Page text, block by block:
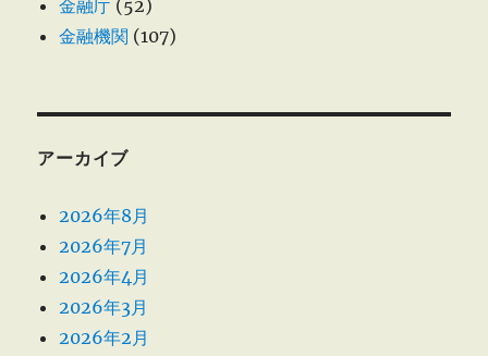
金融庁 (52)
金融機関 (107)
アーカイブ
2026年8月
2026年7月
2026年4月
2026年3月
2026年2月